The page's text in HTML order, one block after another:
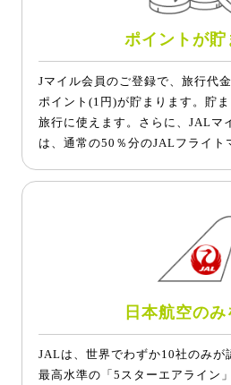
ポイントが貯
Jマイル会員のご登録で、旅行代
ポイント(1円)が貯まります。貯
旅行に使えます。さらに、JALマ
は、通常の50％分のJALフライト
日本航空のみ
JALは、世界でわずか10社のみが
最高水準の「5スターエアライン